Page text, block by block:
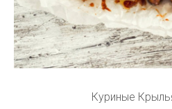
Куриные